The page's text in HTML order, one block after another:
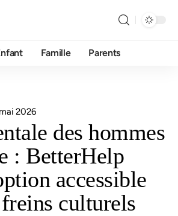
Famille Parents
2026
des hommes
: BetterHelp
accessible
culturels